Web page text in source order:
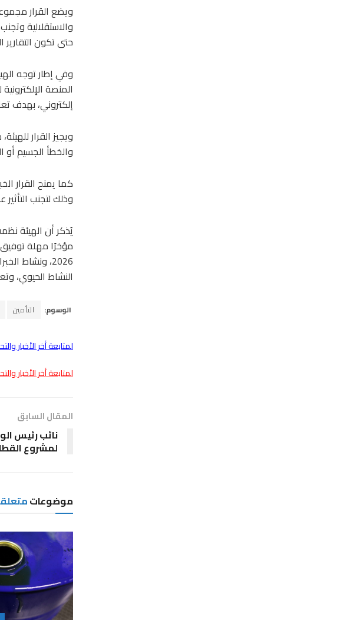
ويضع القرار
والاستقلالية
حتى تكون
وفي إطار توجه
المنصة
إلكتروني، بهدف
ويجيز القرار
والخطأ الجسيم أو
وذلك لتجنب
النشاط الحيوي،
الوسوم: التأمين
لمتابعة أخر الأخبار
لمتابعة أخر الأخبار
المقال السابق
نائب رئيس
لمشروع
موضوعات